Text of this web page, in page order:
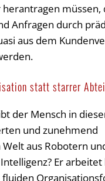
müssen,
Anfragen durch
aus dem
statt starrer
der Mensch in
und zunehmend
aus Robotern
Er